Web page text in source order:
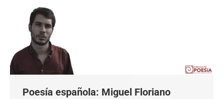
Poesía española: Miguel Floriano